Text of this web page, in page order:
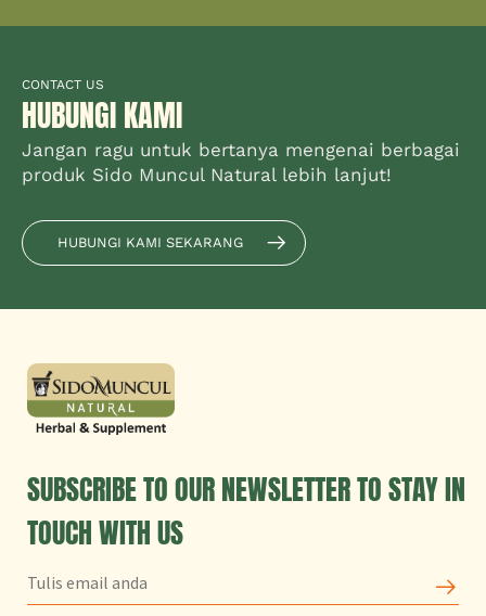
CONTACT US
HUBUNGI KAMI
Jangan ragu untuk bertanya mengenai berbagai
produk Sido Muncul Natural lebih lanjut!
HUBUNGI KAMI SEKARANG
SUBSCRIBE TO OUR NEWSLETTER TO STAY IN
TOUCH WITH US